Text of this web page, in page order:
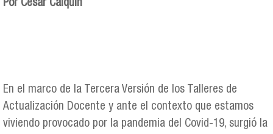
Por César Calquín
En el marco de la Tercera Versión de los Talleres de
Actualización Docente y ante el contexto que estamos
viviendo provocado por la pandemia del Covid-19, surgió la